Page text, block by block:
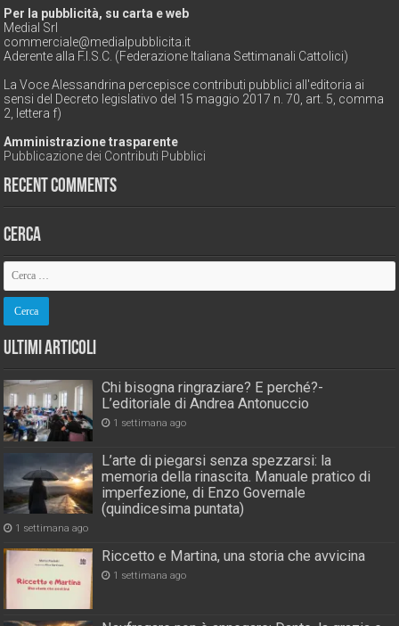
Per la pubblicità, su carta e web
Medial Srl
commerciale@medialpubblicita.it
Aderente alla F.I.S.C. (Federazione Italiana Settimanali Cattolici)
La Voce Alessandrina percepisce contributi pubblici all'editoria ai
sensi del Decreto legislativo del 15 maggio 2017 n. 70, art. 5, comma
2, lettera f)
Amministrazione trasparente
Pubblicazione dei Contributi Pubblici
Recent Comments
Cerca
Ultimi Articoli
Chi bisogna ringraziare? E perché?-
L’editoriale di Andrea Antonuccio
1 settimana ago
L’arte di piegarsi senza spezzarsi: la
memoria della rinascita. Manuale pratico di
imperfezione, di Enzo Governale
(quindicesima puntata)
1 settimana ago
Riccetto e Martina, una storia che avvicina
1 settimana ago